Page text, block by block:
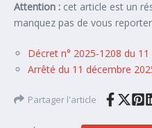
Attention : cet article est un
manquez pas de vous
Décret n° 2025-1208 du
Arrêté du 11 décembre
Partager l'article